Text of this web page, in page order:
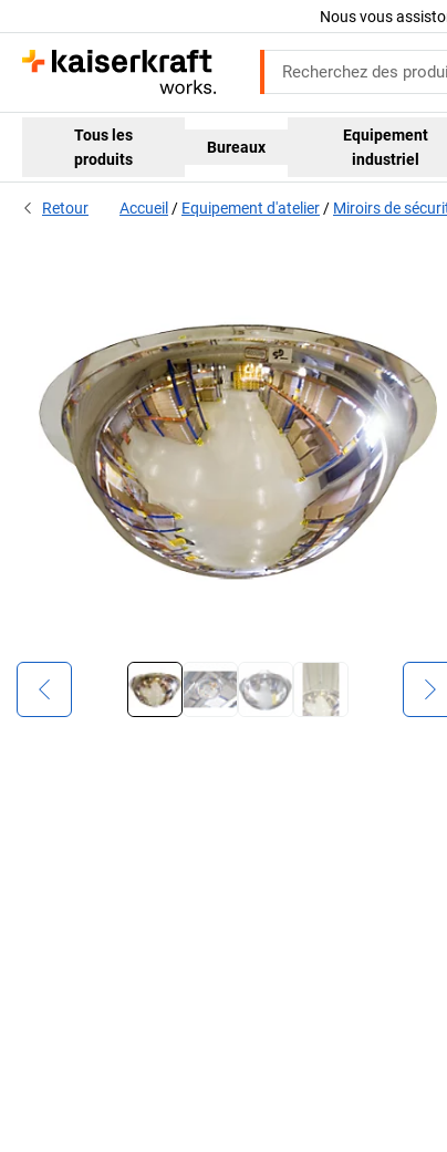
Nous vous
Tous les
produits
Bureaux
Equipement
industriel
Retour Accueil Equipement d'atelier Miroirs de